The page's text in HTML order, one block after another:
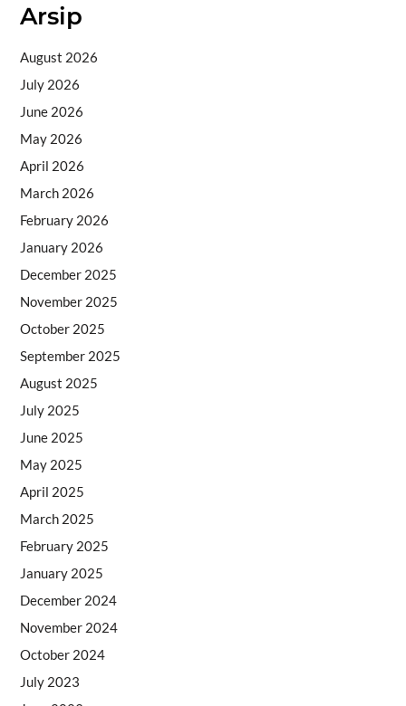
Arsip
August 2026
July 2026
June 2026
May 2026
April 2026
March 2026
February 2026
January 2026
December 2025
November 2025
October 2025
September 2025
August 2025
July 2025
June 2025
May 2025
April 2025
March 2025
February 2025
January 2025
December 2024
November 2024
October 2024
July 2023